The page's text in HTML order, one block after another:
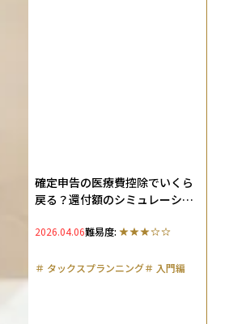
確定申告の医療費控除でいくら
戻る？還付額のシミュレーショ
まで解説
2026.04.06難易度:
＃ タックスプランニング＃ 入門編